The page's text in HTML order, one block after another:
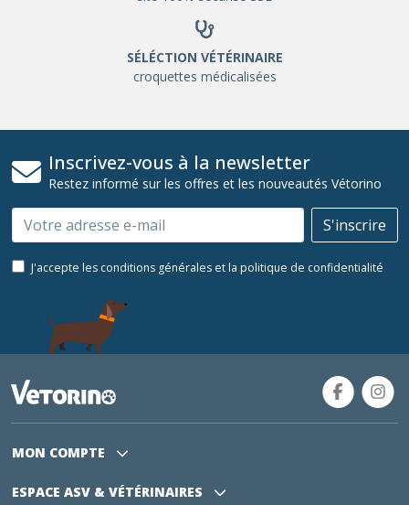
SÉLÉCTION VÉTÉRINAIRE
croquettes médicalisées
Inscrivez-vous à la newsletter
Restez informé sur les offres et les nouveautés Vétorino
Email S'inscrire
J'accepte les conditions générales et la politique de confidentialité
MON COMPTE
ESPACE ASV & VÉTÉRINAIRES